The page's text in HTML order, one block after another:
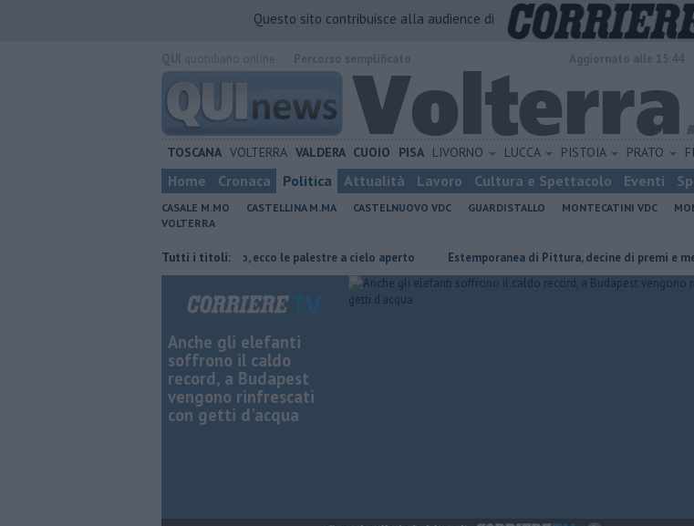
Questo sito contribuisce alla audience di
TOSCANA VOLTERRA VALDERA CUOIO PISA LIVORNO LUCCA PISTOIA PRATO
Home Cronaca Politica Attualità Lavoro Cultura e Spettacolo Eventi
CASALE M.MO CASTELLINA M.MA CASTELNUOVO VDC GUARDISTALLO MONTECATINI VDC
VOLTERRA
Tutti i titoli:
Sport e tempo libero, ecco le palestre a cielo aperto Estemporanea di Pittura, decine di premi e menzioni
Anche gli elefanti
soffrono il caldo
record, a Budapest
vengono rinfrescati
con getti d'acqua